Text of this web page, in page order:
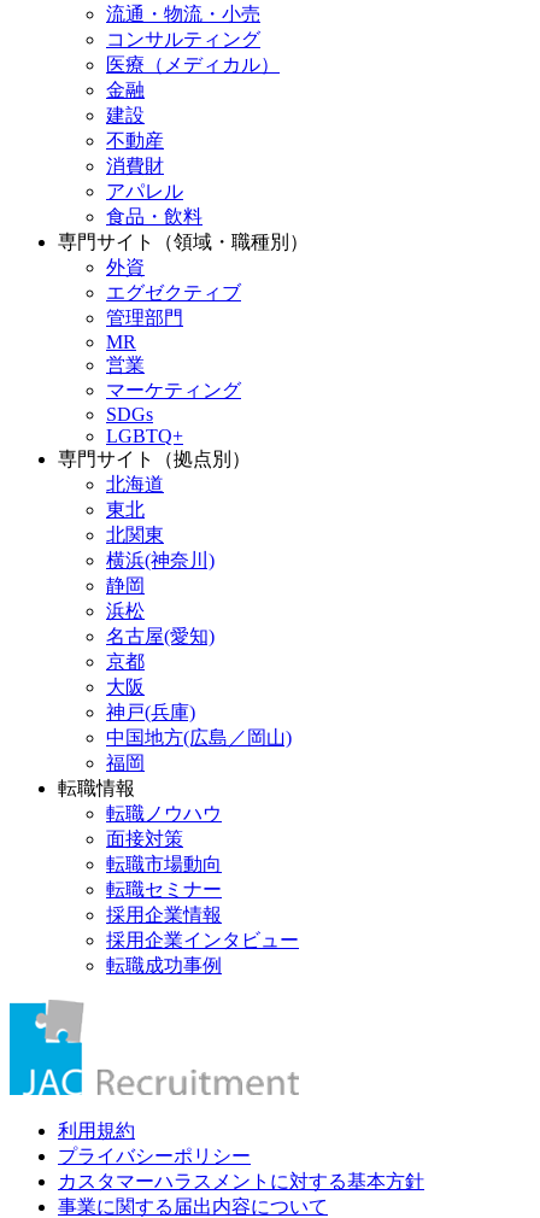
流通・物流・小売
コンサルティング
医療（メディカル）
金融
建設
不動産
消費財
アパレル
食品・飲料
専門サイト（領域・職種別）
外資
エグゼクティブ
管理部門
MR
営業
マーケティング
SDGs
LGBTQ+
専門サイト（拠点別）
北海道
東北
北関東
横浜(神奈川)
静岡
浜松
名古屋(愛知)
京都
大阪
神戸(兵庫)
中国地方(広島／岡山)
福岡
転職情報
転職ノウハウ
面接対策
転職市場動向
転職セミナー
採用企業情報
採用企業インタビュー
転職成功事例
利用規約
プライバシーポリシー
カスタマーハラスメントに対する基本方針
事業に関する届出内容について